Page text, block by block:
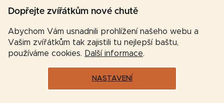
Dopřejte zvířátkům nové chutě
Abychom Vám usnadnili prohlížení našeho webu a
Vašim zvířátkům tak zajistili tu nejlepší baštu,
používáme cookies. Další informace.
NASTAVENÍ
tipy a zajímavosti pro chovatele